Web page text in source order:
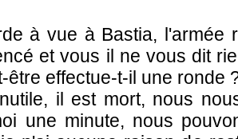
à vue à Bastia, l'armée
et vous il ne vous dit
effectue-t-il une ronde
il est mort, nous
une minute, nous